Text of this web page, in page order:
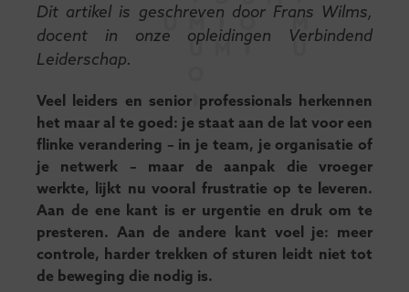
Dit artikel is geschreven door Frans Wilms,
docent in onze opleidingen Verbindend
Leiderschap.
Veel leiders en senior professionals herkennen
het maar al te goed: je staat aan de lat voor een
flinke verandering – in je team, je organisatie of
je netwerk – maar de aanpak die vroeger
werkte, lijkt nu vooral frustratie op te leveren.
Aan de ene kant is er urgentie en druk om te
presteren. Aan de andere kant voel je: meer
controle, harder trekken of sturen leidt niet tot
de beweging die nodig is.